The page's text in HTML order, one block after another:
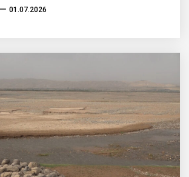
01.07.2026